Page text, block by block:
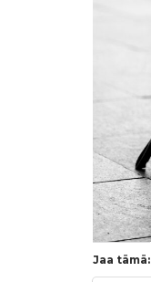
Jaa tämä: